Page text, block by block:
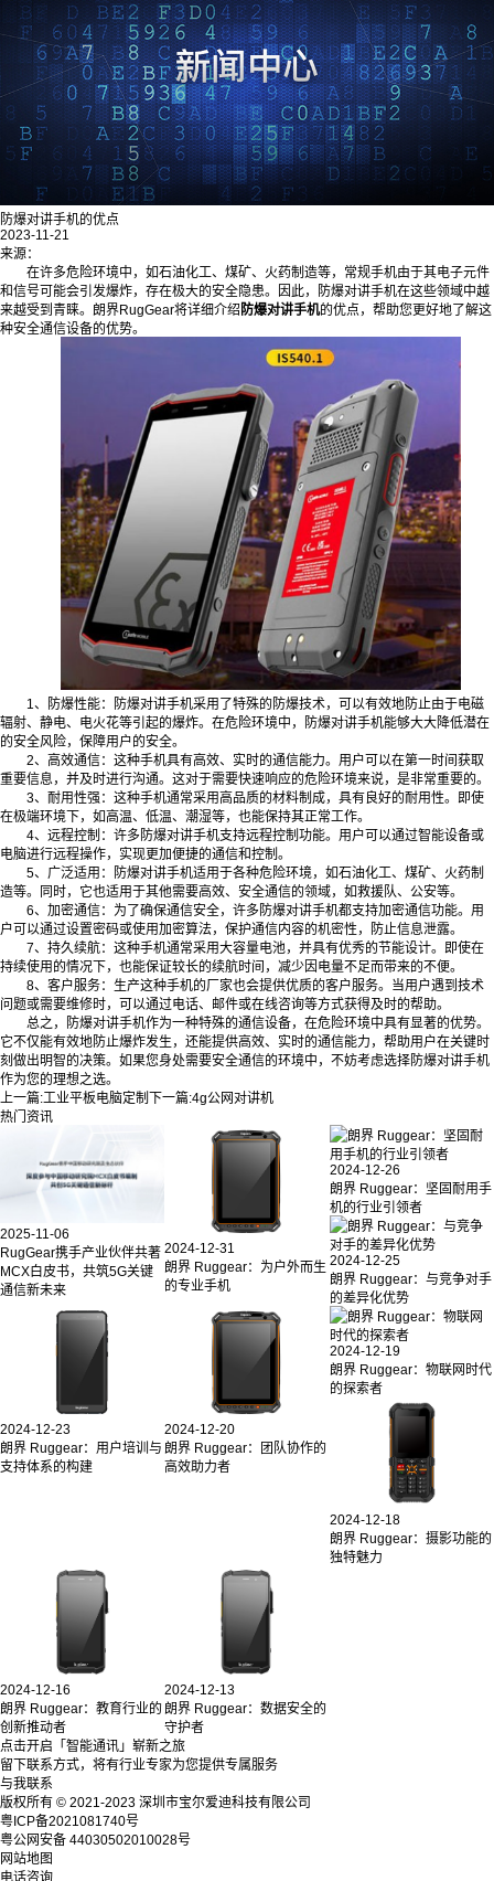
防爆对讲手机的优点
2023-11-21
来源：
在许多危险环境中，如石油化工、煤矿、火药制造等，常规手机由于其电子元件
和信号可能会引发爆炸，存在极大的安全隐患。因此，防爆对讲手机在这些领域中越
来越受到青睐。朗界RugGear将详细介绍 防爆对讲手机的优点，帮助您更好地了解这
种安全通信设备的优势。
1、防爆性能：防爆对讲手机采用了特殊的防爆技术，可以有效地防止由于电磁
辐射、静电、电火花等引起的爆炸。在危险环境中，防爆对讲手机能够大大降低潜在
的安全风险，保障用户的安全。
2、高效通信：这种手机具有高效、实时的通信能力。用户可以在第一时间获取
重要信息，并及时进行沟通。这对于需要快速响应的危险环境来说，是非常重要的。
3、耐用性强：这种手机通常采用高品质的材料制成，具有良好的耐用性。即使
在极端环境下，如高温、低温、潮湿等，也能保持其正常工作。
4、远程控制：许多防爆对讲手机支持远程控制功能。用户可以通过智能设备或
电脑进行远程操作，实现更加便捷的通信和控制。
5、广泛适用：防爆对讲手机适用于各种危险环境，如石油化工、煤矿、火药制
造等。同时，它也适用于其他需要高效、安全通信的领域，如救援队、公安等。
6、加密通信：为了确保通信安全，许多防爆对讲手机都支持加密通信功能。用
户可以通过设置密码或使用加密算法，保护通信内容的机密性，防止信息泄露。
7、持久续航：这种手机通常采用大容量电池，并具有优秀的节能设计。即使在
持续使用的情况下，也能保证较长的续航时间，减少因电量不足而带来的不便。
8、客户服务：生产这种手机的厂家也会提供优质的客户服务。当用户遇到技术
问题或需要维修时，可以通过电话、邮件或在线咨询等方式获得及时的帮助。
总之，防爆对讲手机作为一种特殊的通信设备，在危险环境中具有显著的优势。
它不仅能有效地防止爆炸发生，还能提供高效、实时的通信能力，帮助用户在关键时
刻做出明智的决策。如果您身处需要安全通信的环境中，不妨考虑选择防爆对讲手机
作为您的理想之选。
上一篇:工业平板电脑定制 下一篇:4g公网对讲机
热门资讯
2025-11-06
RugGear携手产业伙伴共著
MCX白皮书，共筑5G关键
通信新未来
2024-12-31
朗界 Ruggear：为户外而生
的专业手机
2024-12-26
朗界 Ruggear：坚固耐用手
机的行业引领者
2024-12-25
朗界 Ruggear：与竞争对手
的差异化优势
2024-12-23
朗界 Ruggear：用户培训与
支持体系的构建
2024-12-20
朗界 Ruggear：团队协作的
高效助力者
2024-12-19
朗界 Ruggear：物联网时代
的探索者
2024-12-18
朗界 Ruggear：摄影功能的
独特魅力
2024-12-16
朗界 Ruggear：教育行业的
创新推动者
2024-12-13
朗界 Ruggear：数据安全的
守护者
点击开启「智能通讯」崭新之旅
留下联系方式，将有行业专家为您提供专属服务
与我联系
版权所有 © 2021-2023 深圳市宝尔爱迪科技有限公司
粤ICP备2021081740号
粤公网安备 44030502010028号
网站地图
电话咨询